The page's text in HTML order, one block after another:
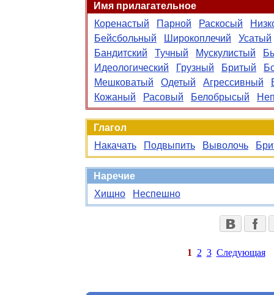
Имя прилагательное
Коренастый
Парной Раскосый
Бейсбольный
Широкоплечий
Усатый
Бандитский
Тучный Мускулистый
Идеологический
Грузный Бритый
Мешковатый
Одетый Агрессивный
Кожаный
Расовый Белобрысый
Глагол
Накачать
Подвыпить Выволочь
Наречие
Хищно
Неспешно
1 2 3 Следующая